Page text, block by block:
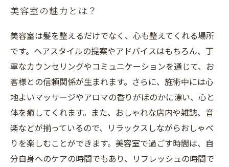
美容室の魅力とは？
美容室は髪を整えるだけでなく、心も整えてくれる場所
です。ヘアスタイルの提案やアドバイスはもちろん、丁
寧なカウンセリングやコミュニケーションを通じて、お
客様との信頼関係が生まれます。さらに、施術中には心
地よいマッサージやアロマの香りがほのかに漂い、心と
体を癒してくれます。また、おしゃれな店内や雑誌、音
楽などが揃っているので、リラックスしながらおしゃべ
りを楽しむことができます。美容室で過ごす時間は、自
分自身へのケアの時間でもあり、リフレッシュの時間で